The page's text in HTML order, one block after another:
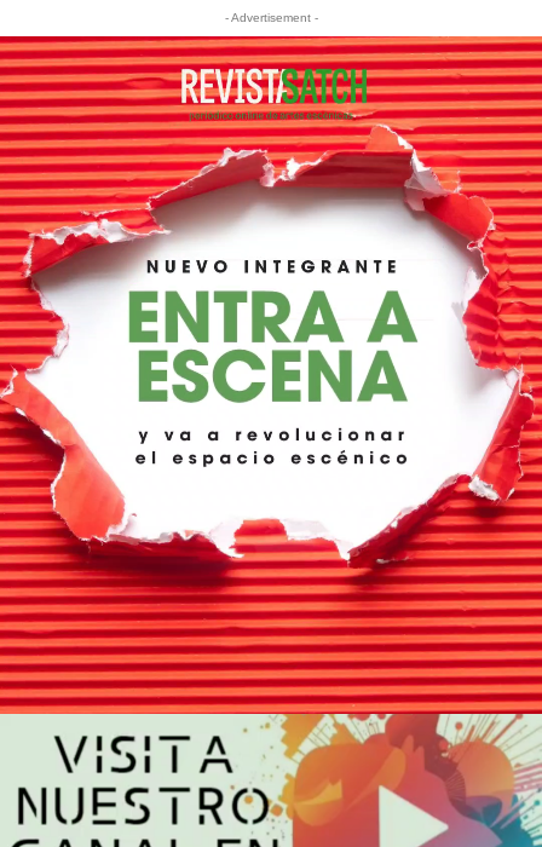
- Advertisement -